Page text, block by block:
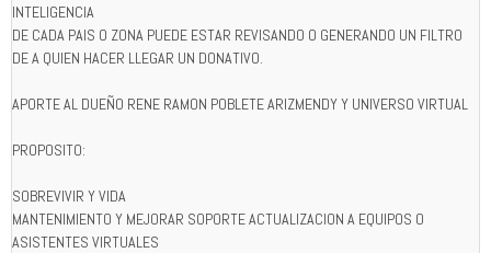
INTELIGENCIA
DE CADA PAIS O ZONA PUEDE ESTAR REVISANDO O GENERANDO UN FILTRO
DE A QUIEN HACER LLEGAR UN DONATIVO.
APORTE AL DUEÑO RENE RAMON POBLETE ARIZMENDY Y UNIVERSO VIRTUAL
PROPOSITO:
SOBREVIVIR Y VIDA
MANTENIMIENTO Y MEJORAR SOPORTE ACTUALIZACION A EQUIPOS O
ASISTENTES VIRTUALES